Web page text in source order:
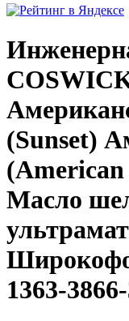
(Sunset)
Масло
1363-